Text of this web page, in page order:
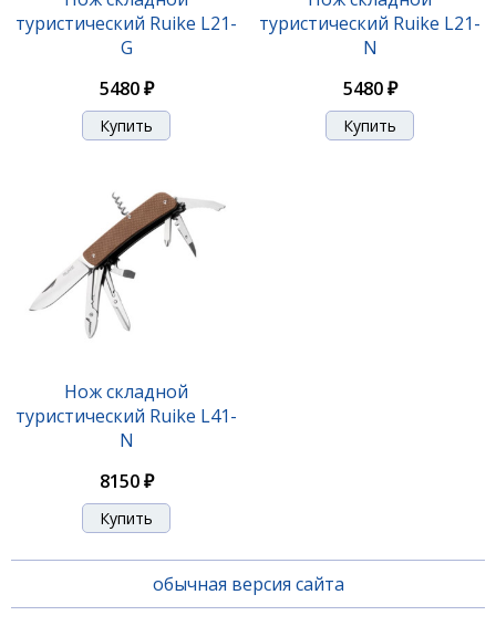
туристический Ruike L21-
G
5480 ₽
туристический Ruike L21-
N
5480 ₽
Нож складной
туристический Ruike L41-
N
8150 ₽
обычная версия сайта